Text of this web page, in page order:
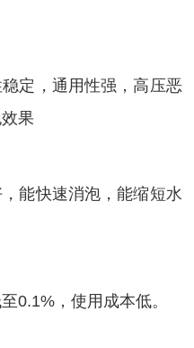
定，通用性强，高压恶
果
能快速消泡，能缩短水
0.1%，使用成本低。